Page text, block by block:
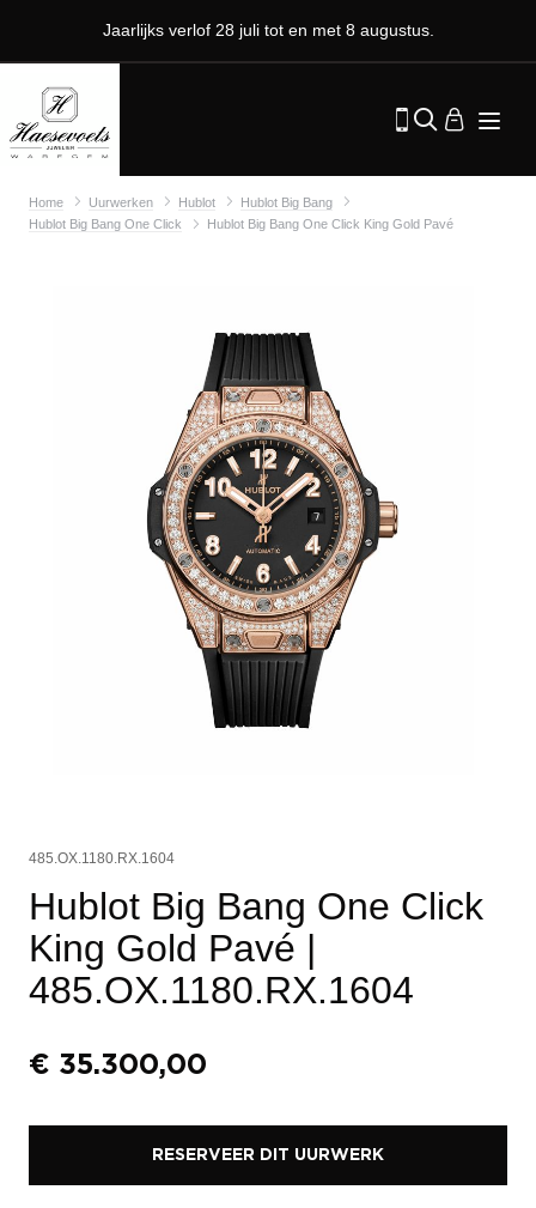
Jaarlijks verlof 28 juli tot en met 8 augustus.
Home Uurwerken Hublot
Hublot Big Bang
Hublot Big Bang One Click
Hublot Big Bang One Click King Gold Pavé
485.OX.1180.RX.1604
Hublot Big Bang One Click
King Gold Pavé |
485.OX.1180.RX.1604
€ 35.300,00
RESERVEER DIT UURWERK